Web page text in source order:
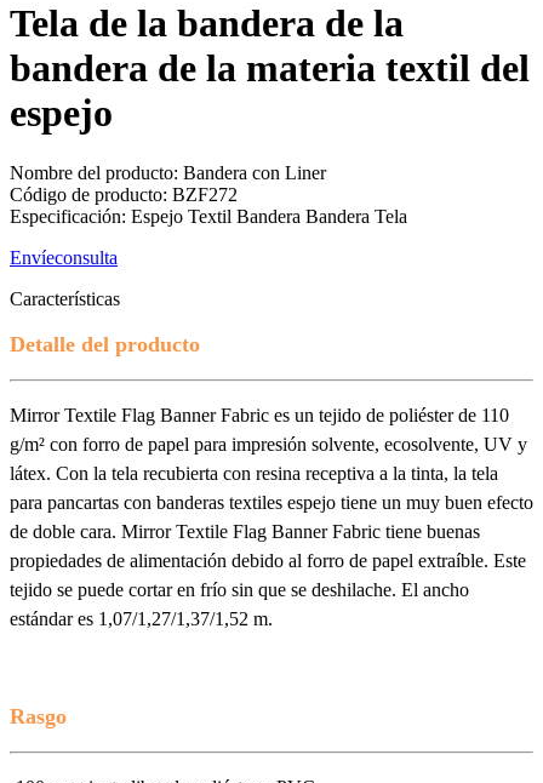
Tela de la bandera de la
bandera de la materia textil del
espejo
Nombre del producto: Bandera con Liner
Código de producto: BZF272
Especificación: Espejo Textil Bandera Bandera Tela
Envíeconsulta
Características
Detalle del producto
Mirror Textile Flag Banner Fabric es un tejido de poliéster de 110
g/m² con forro de papel para impresión solvente, ecosolvente, UV y
látex. Con la tela recubierta con resina receptiva a la tinta, la tela
para pancartas con banderas textiles espejo tiene un muy buen efecto
de doble cara. Mirror Textile Flag Banner Fabric tiene buenas
propiedades de alimentación debido al forro de papel extraíble. Este
tejido se puede cortar en frío sin que se deshilache. El ancho
estándar es 1,07/1,27/1,37/1,52 m.
Rasgo